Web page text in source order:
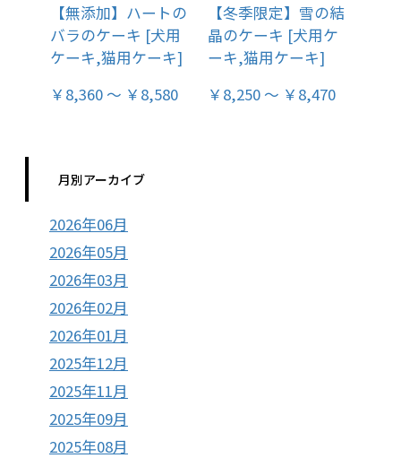
【無添加】ハートの
バラのケーキ [犬用
ケーキ,猫用ケーキ]
￥8,360 ～ ￥8,580
【冬季限定】雪の結
晶のケーキ [犬用ケ
ーキ,猫用ケーキ]
￥8,250 ～ ￥8,470
月別アーカイブ
2026年06月
2026年05月
2026年03月
2026年02月
2026年01月
2025年12月
2025年11月
2025年09月
2025年08月